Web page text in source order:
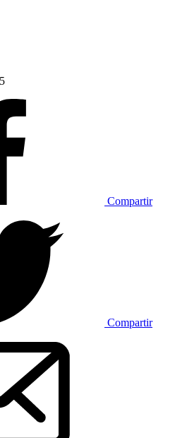
Compartir
Compartir